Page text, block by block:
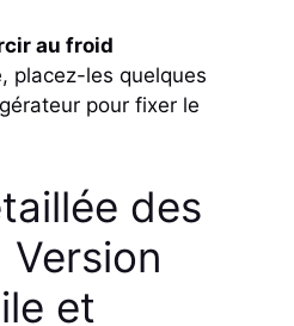
au froid
placez-les quelques
pour fixer le
des
Version
et